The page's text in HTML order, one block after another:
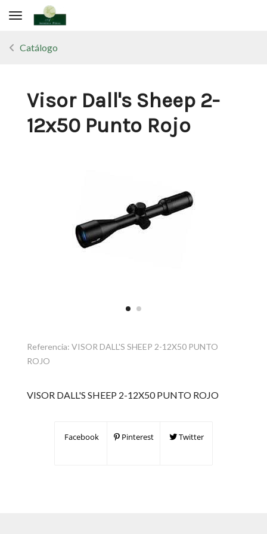
Toggle navigation
Catálogo
Visor Dall's Sheep 2-
12x50 Punto Rojo
Referencia: VISOR DALL'S SHEEP 2-12X50 PUNTO
ROJO
VISOR DALL'S SHEEP 2-12X50 PUNTO ROJO
Facebook Pinterest Twitter